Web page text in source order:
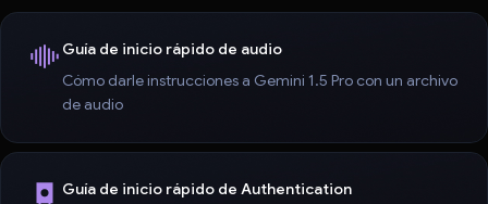
Guía de inicio rápido de audio
Cómo darle instrucciones a Gemini 1.5 Pro con un archivo
de audio
Guía de inicio rápido de Authentication